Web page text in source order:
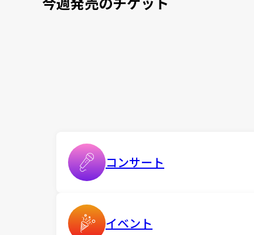
コンサート
イベント